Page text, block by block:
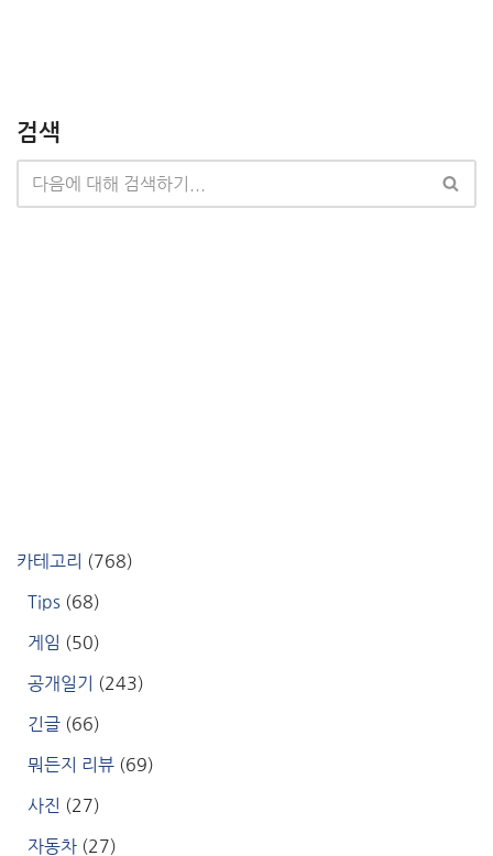
검색
카테고리 (768)
Tips (68)
게임 (50)
공개일기 (243)
긴글 (66)
뭐든지 리뷰 (69)
사진 (27)
자동차 (27)